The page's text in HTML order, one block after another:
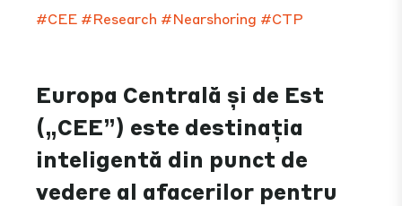
#CEE #Research #Nearshoring #CTP
Europa Centrală și de Est
(„CEE”) este destinația
inteligentă din punct de
vedere al afacerilor pentru